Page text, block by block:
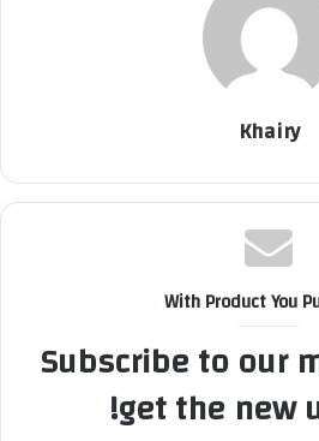
Khairy
With Product You
Subscribe to our
get the new